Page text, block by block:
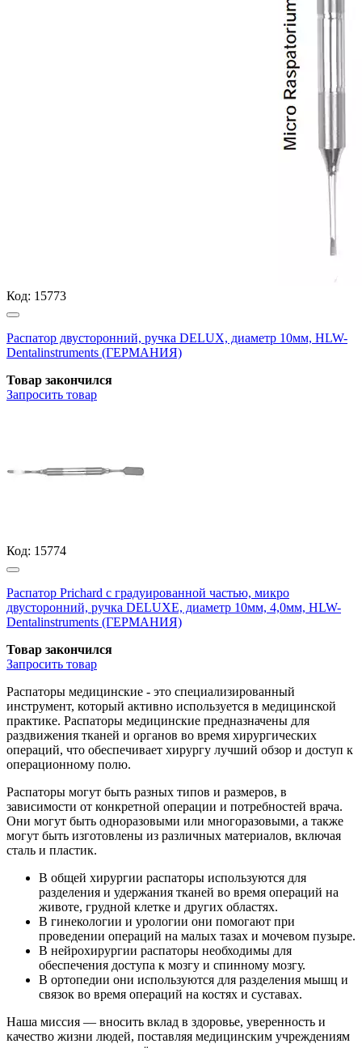
Код: 15773
Распатор двусторонний, ручка DELUX, диаметр 10мм, HLW-
Dentalinstruments (ГЕРМАНИЯ)
Товар закончился
Запросить товар
Код: 15774
Распатор Prichard с градуированной частью, микро
двусторонний, ручка DELUXE, диаметр 10мм, 4,0мм, HLW-
Dentalinstruments (ГЕРМАНИЯ)
Товар закончился
Запросить товар
Распаторы медицинские - это специализированный
инструмент, который активно используется в медицинской
практике. Распаторы медицинские предназначены для
раздвижения тканей и органов во время хирургических
операций, что обеспечивает хирургу лучший обзор и доступ к
операционному полю.
Распаторы могут быть разных типов и размеров, в
зависимости от конкретной операции и потребностей врача.
Они могут быть одноразовыми или многоразовыми, а также
могут быть изготовлены из различных материалов, включая
сталь и пластик.
В общей хирургии распаторы используются для
разделения и удержания тканей во время операций на
животе, грудной клетке и других областях.
В гинекологии и урологии они помогают при
проведении операций на малых тазах и мочевом пузыре.
В нейрохирургии распаторы необходимы для
обеспечения доступа к мозгу и спинному мозгу.
В ортопедии они используются для разделения мышц и
связок во время операций на костях и суставах.
Наша миссия — вносить вклад в здоровье, уверенность и
качество жизни людей, поставляя медицинским учреждениям